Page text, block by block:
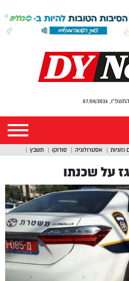
07/08/2026
וזוגיות אסטרולוגיה סודוקו תשבץ
על שכנתו